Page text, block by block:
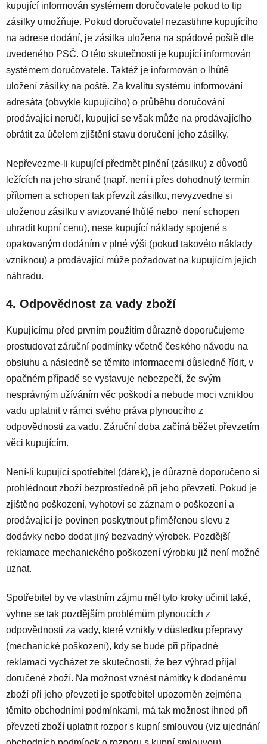
kupující informován systémem doručovatele pokud to tip
zásilky umožňuje. Pokud doručovatel nezastihne kupujícího
na adrese dodání, je zásilka uložena na spádové poště dle
uvedeného PSČ. O této skutečnosti je kupující informován
systémem doručovatele. Taktéž je informován o lhůtě
uložení zásilky na poště. Za kvalitu systému informování
adresáta (obvykle kupujícího) o průběhu doručování
prodávající neručí, kupující se však může na prodávajícího
obrátit za účelem zjištění stavu doručení jeho zásilky.
Nepřevezme-li kupující předmět plnění (zásilku) z důvodů
ležících na jeho straně (např. není i přes dohodnutý termín
přítomen a schopen tak převzít zásilku, nevyzvedne si
uloženou zásilku v avizované lhůtě nebo není schopen
uhradit kupní cenu), nese kupující náklady spojené s
opakovaným dodáním v plné výši (pokud takovéto náklady
vzniknou) a prodávající může požadovat na kupujícím jejich
náhradu.
4. Odpovědnost za vady zboží
Kupujícímu před prvním použitím důrazně doporučujeme
prostudovat záruční podmínky včetně českého návodu na
obsluhu a následně se těmito informacemi důsledně řídit, v
opačném případě se vystavuje nebezpečí, že svým
nesprávným užíváním věc poškodí a nebude moci vzniklou
vadu uplatnit v rámci svého práva plynoucího z
odpovědnosti za vadu. Záruční doba začíná běžet převzetím
věci kupujícím.
Není-li kupující spotřebitel (dárek), je důrazně doporučeno si
prohlédnout zboží bezprostředně při jeho převzetí. Pokud je
zjištěno poškození, vyhotoví se záznam o poškození a
prodávající je povinen poskytnout přiměřenou slevu z
dodávky nebo dodat jiný bezvadný výrobek. Pozdější
reklamace mechanického poškození výrobku již není možné
uznat.
Spotřebitel by ve vlastním zájmu měl tyto kroky učinit také,
vyhne se tak pozdějším problémům plynoucích z
odpovědnosti za vady, které vznikly v důsledku přepravy
(mechanické poškození), kdy se bude při případné
reklamaci vycházet ze skutečnosti, že bez výhrad přijal
doručené zboží. Na možnost vznést námitky k dodanému
zboží při jeho převzetí je spotřebitel upozorněn zejména
těmito obchodními podmínkami, má tak možnost ihned při
převzetí zboží uplatnit rozpor s kupní smlouvou (viz ujednání